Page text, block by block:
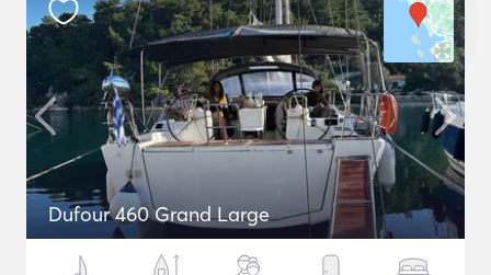
Dufour 460 Grand Large